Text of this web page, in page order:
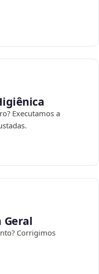
Executamos a
Geral
Corrigimos